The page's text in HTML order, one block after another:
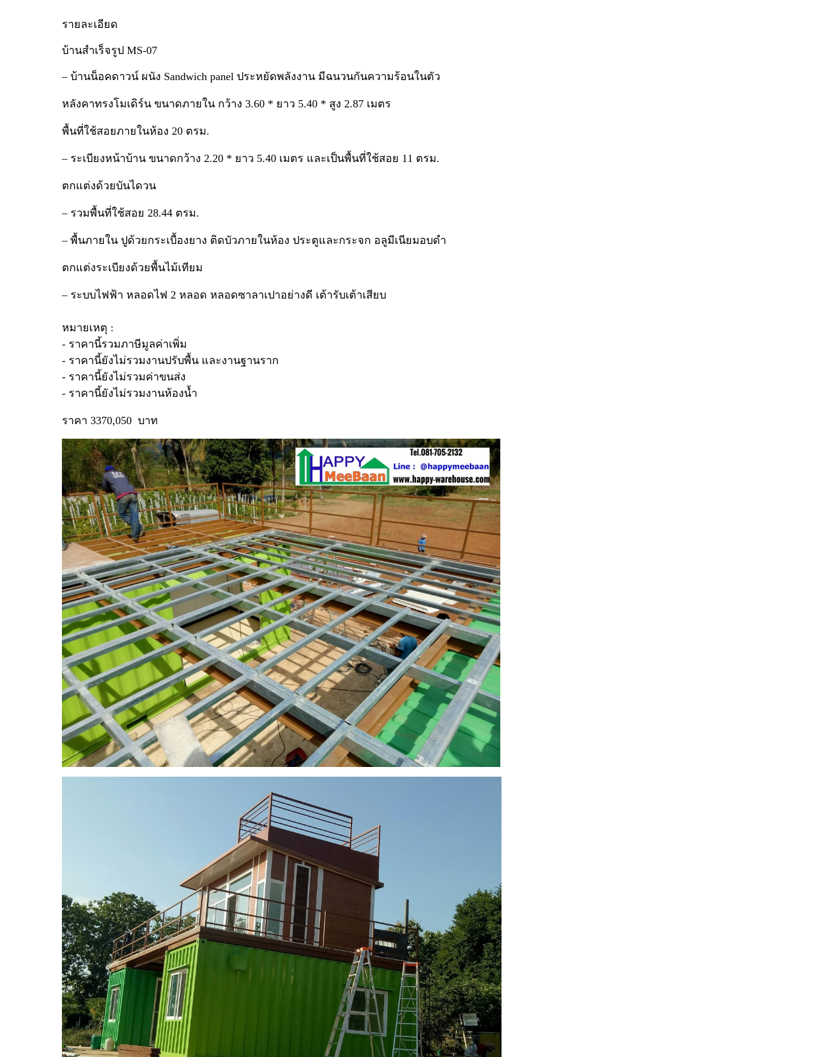
รายละเอียด
บ้านสำเร็จรูป MS-07
– บ้านน็อคดาวน์ ผนัง Sandwich panel ประหยัดพลังงาน มีฉนวนกันความร้อนในตัว
หลังคาทรงโมเดิร์น ขนาดภายใน กว้าง 3.60 * ยาว 5.40 * สูง 2.87 เมตร
พื้นที่ใช้สอยภายในห้อง 20 ตรม.
– ระเบียงหน้าบ้าน ขนาดกว้าง 2.20 * ยาว 5.40 เมตร และเป็นพื้นที่ใช้สอย 11 ตรม.
ตกแต่งด้วยบันไดวน
– รวมพื้นที่ใช้สอย 28.44 ตรม.
– พื้นภายใน ปูด้วยกระเบื้องยาง ติดบัวภายในห้อง ประตูและกระจก อลูมีเนียมอบดำ
ตกแต่งระเบียงด้วยพื้นไม้เทียม
– ระบบไฟฟ้า หลอดไฟ 2 หลอด หลอดซาลาเปาอย่างดี เต้ารับเต้าเสียบ
หมายเหตุ :
- ราคานี้รวมภาษีมูลค่าเพิ่ม
- ราคานี้ยังไม่รวมงานปรับพื้น และงานฐานราก
- ราคานี้ยังไม่รวมค่าขนส่ง
- ราคานี้ยังไม่รวมงานห้องน้ำ
ราคา 3370,050 บาท